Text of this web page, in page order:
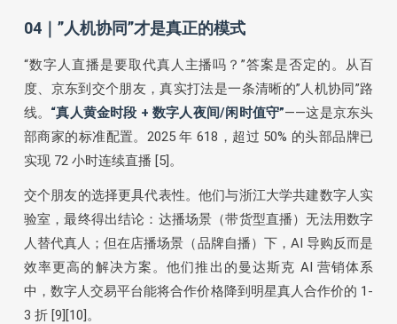
04｜”人机协同”才是真正的模式
“数字人直播是要取代真人主播吗？”答案是否定的。从百
度、京东到交个朋友，真实打法是一条清晰的”人机协同”路
线。 “真人黄金时段 + 数字人夜间/闲时值守”——这是京东头
部商家的标准配置。2025 年 618，超过 50% 的头部品牌已
实现 72 小时连续直播 [5]。
交个朋友的选择更具代表性。他们与浙江大学共建数字人实
验室，最终得出结论：达播场景（带货型直播）无法用数字
人替代真人；但在店播场景（品牌自播）下，AI 导购反而是
效率更高的解决方案。他们推出的曼达斯克 AI 营销体系
中，数字人交易平台能将合作价格降到明星真人合作价的 1-
3 折 [9][10]。